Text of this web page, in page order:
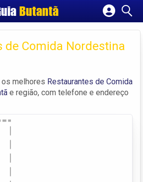
Butantã
Cadastrar empresa
Criar conta
de Comida Nordestina
os melhores Restaurantes de Comida
e região, com telefone e endereço